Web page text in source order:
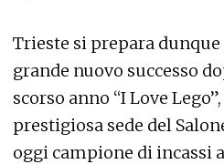
Trieste si prepara dunque
grande nuovo successo
scorso anno “I Love
prestigiosa sede del
oggi campione di incassi